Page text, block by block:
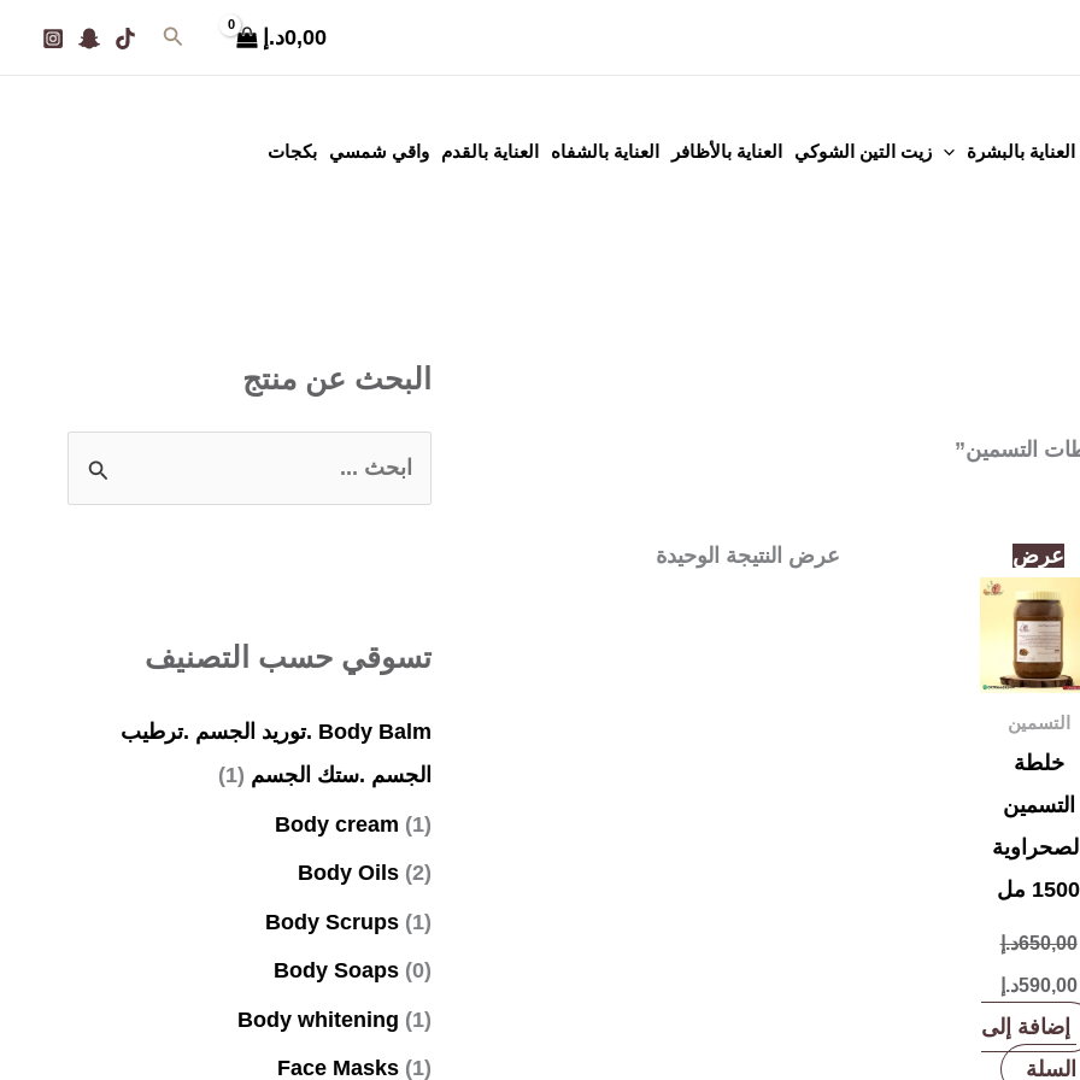
0,00د.إ البحث
العناية بالبشرة زيت التين الشوكي العناية بالأظافر العناية بالشفاه العناية بالقدم واقي شمسي بكجات
التسمين”
عرض النتيجة الوحيدة عرض
التسمين
خلطة
التسمين
1500 مل
650,00د.إ
السعر
الأصلي
هو:
650,00د.إ.
590,00د.إ
هو:
إضافة إلى
السلة
البحث عن منتج
ث
ن
:
تسوقي حسب التصنيف
Body Balm .توريد الجسم .ترطيب
الجسم .ستك الجسم (1)
Body cream (1)
Body Oils (2)
Body Scrups (1)
Body Soaps (0)
Body whitening (1)
Face Masks (1)